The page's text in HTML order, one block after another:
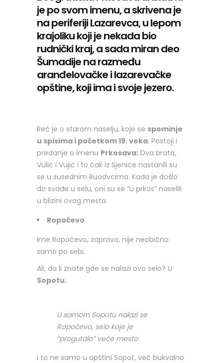
je po svom imenu, a skrivena je
na periferiji Lazarevca, u lepom
krajoliku koji je nekada bio
rudnički kraj, a sada miran deo
Šumadije na razmeđu
aranđelovačke i lazarevačke
opštine, koji ima i svoje jezero.
Reč je o starom naselju, koje se spominje
u spisima i početkom 19. veka. Postoji i
predanje o imenu Prkosava: Dva brata,
Vulić i Vujić i to čak iz Sjenice nastanili su
se u susednim Ruodvcima. Kada je došlo
do svađe u selu, oni su se “u prkos” naselili
u blizini ovog mesta.
Ropočevo
Ime Ropočevo, zapravo, nije neobično
samo po sebi.
Ali, da li znate gde se nalazi ovo selo? U
Sopotu.
U samom Sopotu nalazi se
Ropočevo, selo koje je
“progutalo” veće mesto
I to ne samo u opštini Sopot, već bukvalno